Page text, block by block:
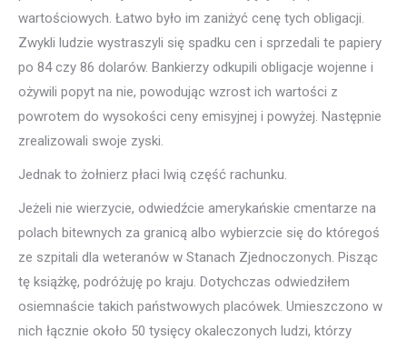
wartościowych. Łatwo było im zaniżyć cenę tych obligacji.
Zwykli ludzie wystraszyli się spadku cen i sprzedali te papiery
po 84 czy 86 dolarów. Bankierzy odkupili obligacje wojenne i
ożywili popyt na nie, powodując wzrost ich wartości z
powrotem do wysokości ceny emisyjnej i powyżej. Następnie
zrealizowali swoje zyski.
Jednak to żołnierz płaci lwią część rachunku.
Jeżeli nie wierzycie, odwiedźcie amerykańskie cmentarze na
polach bitewnych za granicą albo wybierzcie się do któregoś
ze szpitali dla weteranów w Stanach Zjednoczonych. Pisząc
tę książkę, podróżuję po kraju. Dotychczas odwiedziłem
osiemnaście takich państwowych placówek. Umieszczono w
nich łącznie około 50 tysięcy okaleczonych ludzi, którzy